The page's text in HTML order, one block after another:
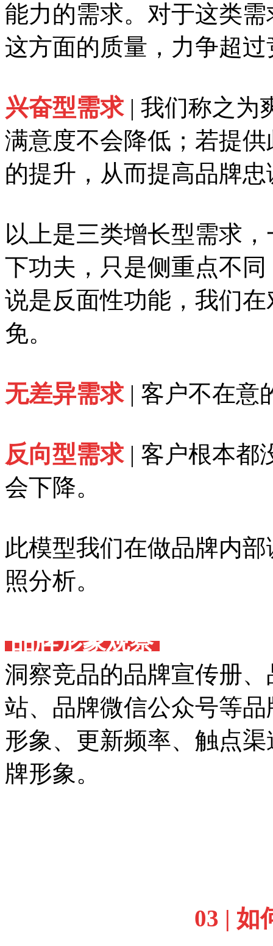
能力的需求。对于这类
这方面的质量，力争超
兴奋型需求| 我们称之为
满意度不会降低；若提
的提升，从而提高品牌忠
以上是三类增长型需求
下功夫，只是侧重点不
说是反面性功能，我们
免。
无差异需求| 客户不在意
反向型需求| 客户根本都
会下降。
此模型我们在做品牌内
照分析。
品牌形象观察
洞察竞品的品牌宣传册
站、品牌微信公众号等
形象、更新频率、触点
牌形象。
03 | 如